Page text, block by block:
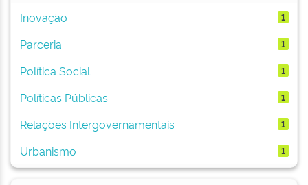
Inovação
1
Parceria 1
Política Social 1
Políticas Públicas 1
Relações Intergovernamentais 1
Urbanismo 1